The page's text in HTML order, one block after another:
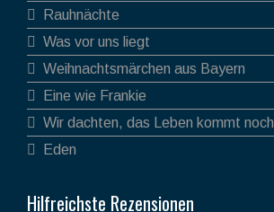
Rauhnächte
Was vor uns liegt
Weihnachtsmärchen aus Bayern
Eine wie Frankie
Wir dachten, das Leben kommt noch
Eden
Hilfreichste Rezensionen